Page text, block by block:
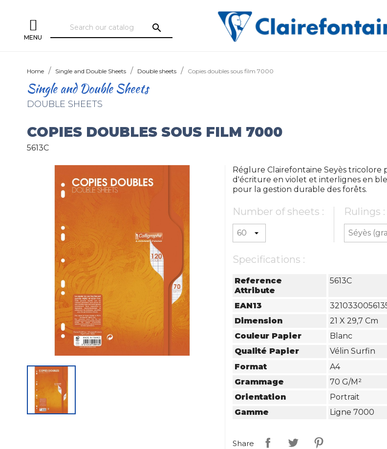
MENU
search
Home Single and Double Sheets Double sheets Copies doubles sous film 7000
Single and Double Sheets
DOUBLE SHEETS
COPIES DOUBLES SOUS FILM 7000
5613C
Réglure Clairefontaine Seyès
d'écriture en violet et interlignes en
pour la gestion durable des forêts.
Number of sheets : Rulings :
Specifications :
Reference
Attribute
5613C
EAN13
Dimension
21 X 29,7 Cm
Couleur Papier
Blanc
Qualité Papier
Vélin Surfin
Format
A4
Grammage
70 G/m²
Orientation
Portrait
Gamme
Ligne 7000
Share